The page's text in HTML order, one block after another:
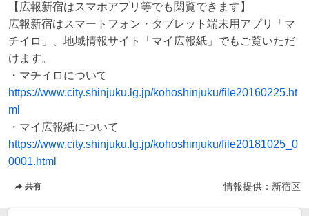
【広報新宿はスマホアプリ等でも閲覧できます】
広報新宿はスマートフォン・タブレット端末用アプリ「マ
チイロ」、地域情報サイト「マイ広報紙」でもご覧いただ
けます。
https://www.city.shinjuku.lg.jp/kohoshinjuku/file20160225.ht
ml
https://www.city.shinjuku.lg.jp/kohoshinjuku/file20181025_0
0001.html
共有 情報提供： 新宿区